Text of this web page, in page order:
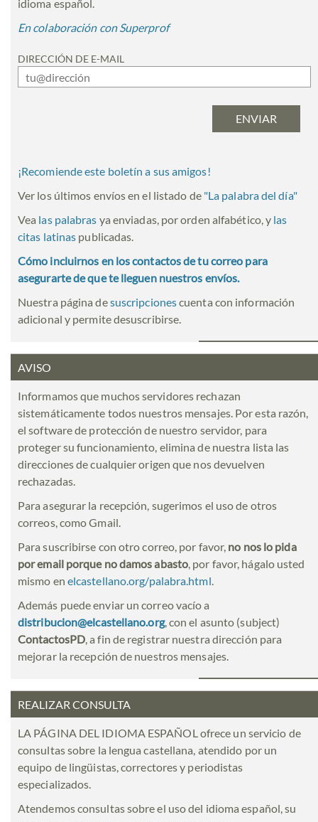
idioma español.
En colaboración con Superprof
DIRECCIÓN DE E-MAIL
¡Recomiende este boletín a sus amigos!
Ver los últimos envíos en el listado de "La palabra del día"
Vea las palabras ya enviadas, por orden alfabético, y las
citas latinas publicadas.
Cómo incluirnos en los contactos de tu correo para
asegurarte de que te lleguen nuestros envíos.
Nuestra página desuscripcionescuenta con información
adicional y permite desuscribirse.
AVISO
Informamos que muchos servidores rechazan
sistemáticamente todos nuestros mensajes. Por esta razón,
el software de protección de nuestro servidor, para
proteger su funcionamiento, elimina de nuestra lista las
direcciones de cualquier origen que nos devuelven
rechazadas.
Para asegurar la recepción, sugerimos el uso de otros
correos, como Gmail.
Para suscribirse con otro correo, por favor, no nos lo pida
por email porque no damos abasto, por favor, hágalo usted
mismo en elcastellano.org/palabra.html.
Además puede enviar un correo vacío a
distribucion@elcastellano.org, con el asunto (subject)
ContactosPD, a fin de registrar nuestra dirección para
mejorar la recepción de nuestros mensajes.
REALIZAR CONSULTA
LA PÁGINA DEL IDIOMA ESPAÑOL ofrece un servicio de
consultas sobre la lengua castellana, atendido por un
equipo de lingüistas, correctores y periodistas
especializados.
Atendemos consultas sobre el uso del idioma español, su